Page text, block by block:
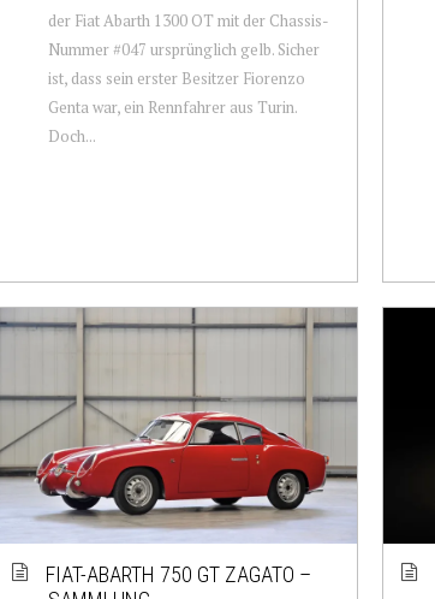
der Fiat Abarth 1300 OT mit der Chassis-
Nummer #047 ursprünglich gelb. Sicher
ist, dass sein erster Besitzer Fiorenzo
Genta war, ein Rennfahrer aus Turin.
Doch...
FIAT-ABARTH 750 GT ZAGATO –